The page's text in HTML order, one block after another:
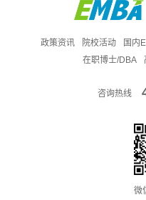
政策资讯 院校活动 国内
在职博士/DBA
咨询热线
微